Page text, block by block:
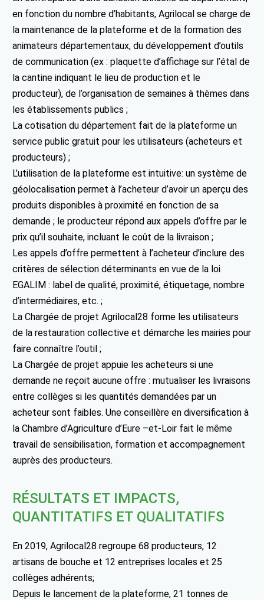
en fonction du nombre d’habitants, Agrilocal se charge de
la maintenance de la plateforme et de la formation des
animateurs départementaux, du développement d’outils
de communication (ex : plaquette d’affichage sur l’étal de
la cantine indiquant le lieu de production et le
producteur), de l’organisation de semaines à thèmes dans
les établissements publics ;
La cotisation du département fait de la plateforme un
service public gratuit pour les utilisateurs (acheteurs et
producteurs) ;
L’utilisation de la plateforme est intuitive: un système de
géolocalisation permet à l’acheteur d’avoir un aperçu des
produits disponibles à proximité en fonction de sa
demande ; le producteur répond aux appels d’offre par le
prix qu’il souhaite, incluant le coût de la livraison ;
Les appels d’offre permettent à l’acheteur d’inclure des
critères de sélection déterminants en vue de la loi
EGALIM : label de qualité, proximité, étiquetage, nombre
d’intermédiaires, etc. ;
La Chargée de projet Agrilocal28 forme les utilisateurs
de la restauration collective et démarche les mairies pour
faire connaître l’outil ;
La Chargée de projet appuie les acheteurs si une
demande ne reçoit aucune offre : mutualiser les livraisons
entre collèges si les quantités demandées par un
acheteur sont faibles. Une conseillère en diversification à
la Chambre d’Agriculture d’Eure –et-Loir fait le même
travail de sensibilisation, formation et accompagnement
auprès des producteurs.
RÉSULTATS ET IMPACTS,
QUANTITATIFS ET QUALITATIFS
En 2019, Agrilocal28 regroupe 68 producteurs, 12
artisans de bouche et 12 entreprises locales et 25
collèges adhérents;
Depuis le lancement de la plateforme, 21 tonnes de